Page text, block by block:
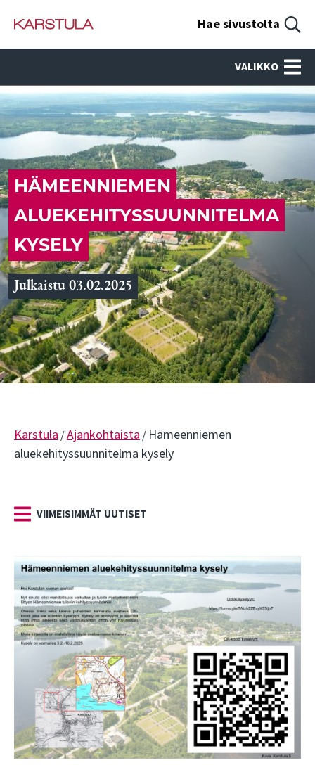
Hae sivustolta
VALIKKO
HÄMEENNIEMEN
ALUEKEHITYSSUUNNITELMA
KYSELY
Julkaistu 03.02.2025
Karstula /Ajankohtaista / Hämeenniemen
aluekehityssuunnitelma kysely
VIIMEISIMMÄT UUTISET